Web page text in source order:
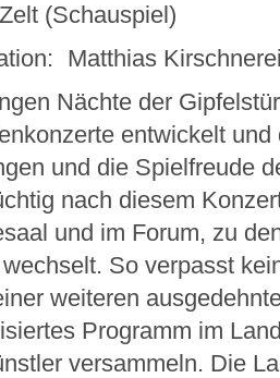
(Schauspiel)
Matthias
Nächte der
entwickelt
und die Spielfreude
nach diesem
und im Forum, zu
So verpasst
weiteren
Programm im
versammeln. Die